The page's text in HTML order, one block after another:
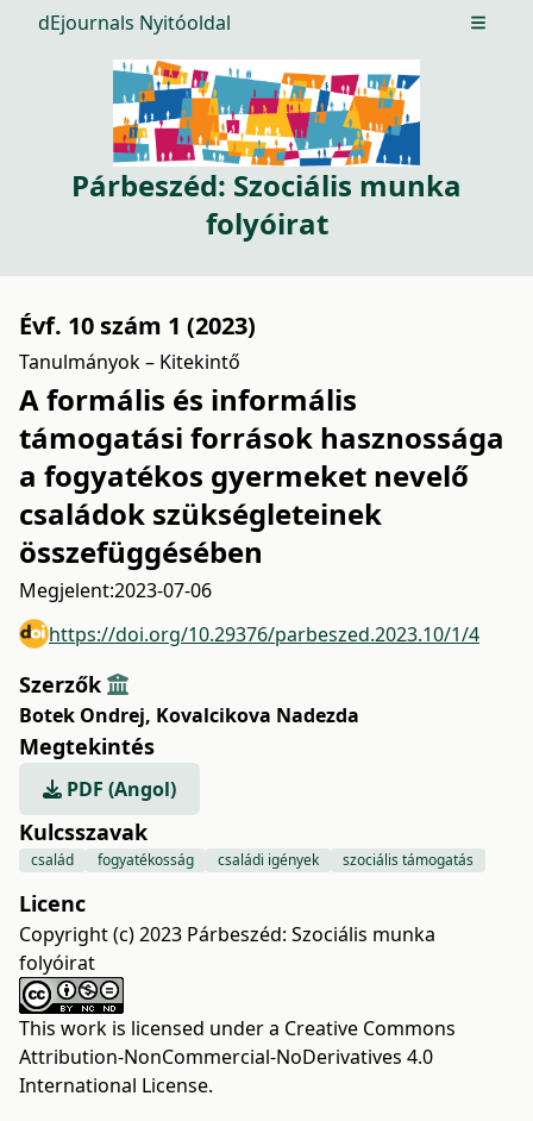
dEjournals Nyitóoldal Open
Párbeszéd: Szociális munka
folyóirat
Évf. 10 szám 1 (2023)
Tanulmányok – Kitekintő
A formális és informális
támogatási források hasznossága
a fogyatékos gyermeket nevelő
családok szükségleteinek
összefüggésében
Megjelent:2023-07-06
https://doi.org/10.29376/parbeszed.2023.10/1/4
Szerzők
Botek Ondrej, Kovalcikova Nadezda
Megtekintés
PDF (Angol)
Kulcsszavak
család fogyatékosság családi igények szociális támogatás
Licenc
Copyright (c) 2023 Párbeszéd: Szociális munka
folyóirat
This work is licensed under a Creative Commons
Attribution-NonCommercial-NoDerivatives 4.0
International License.